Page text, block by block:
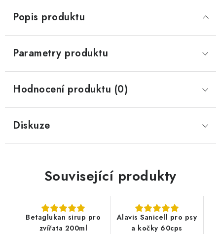
Popis produktu
Parametry produktu
Hodnocení produktu (0)
Diskuze
Související produkty
Betaglukan sirup pro
zvířata 200ml
Alavis Sanicell pro psy
a kočky 60cps